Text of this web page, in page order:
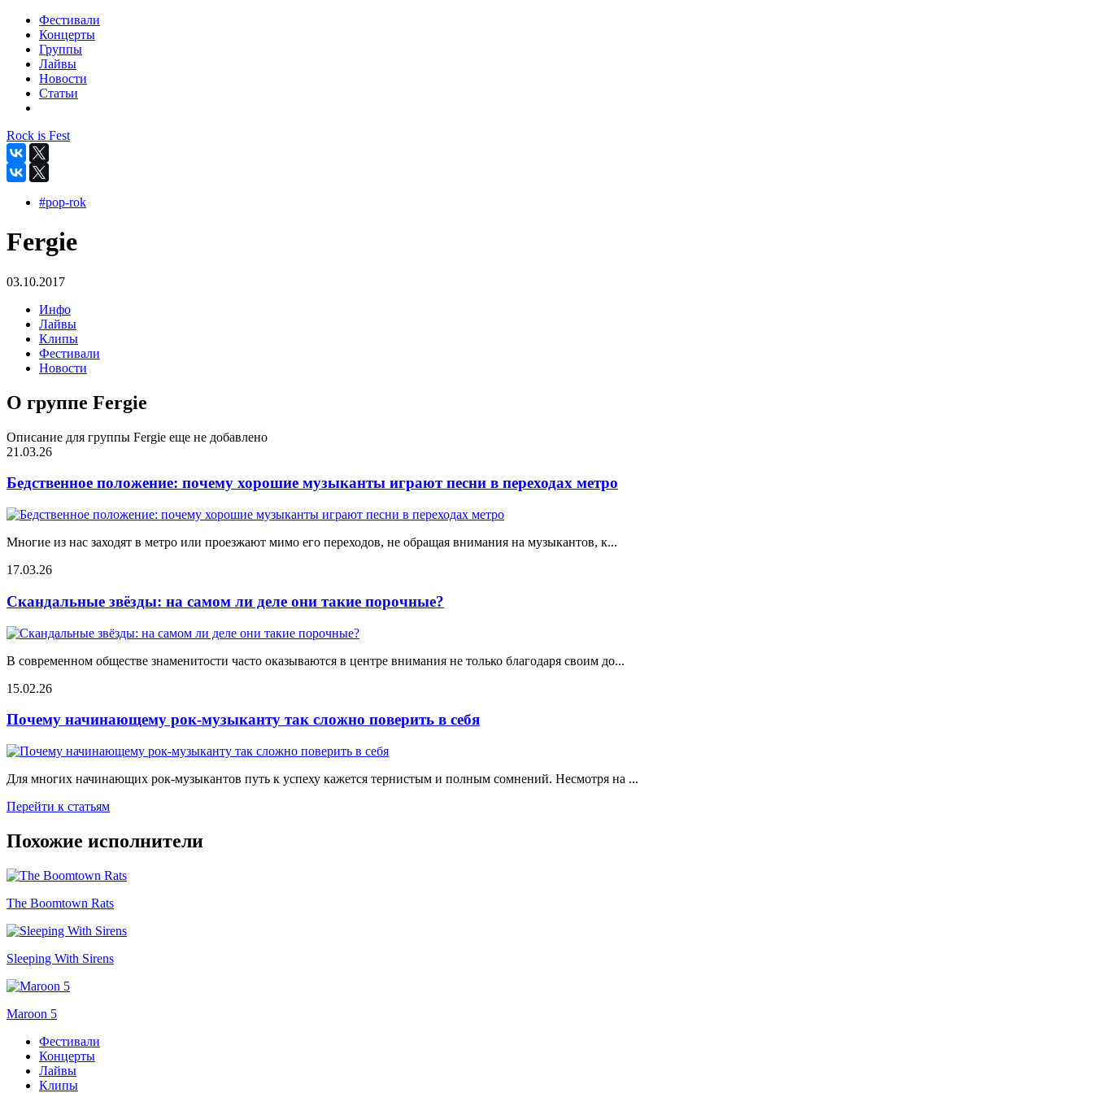
Фестивали
Концерты
Группы
Лайвы
Новости
Статьи
Rock is Fest
#pop-rok
Fergie
03.10.2017
Инфо
Лайвы
Клипы
Фестивали
Новости
О группе Fergie
Описание для группы Fergie еще не добавлено
21.03.26
Бедственное положение: почему хорошие музыканты играют песни в переходах метро
Многие из нас заходят в метро или проезжают мимо его переходов, не обращая внимания на музыкантов, к...
17.03.26
Скандальные звёзды: на самом ли деле они такие порочные?
В современном обществе знаменитости часто оказываются в центре внимания не только благодаря своим до...
15.02.26
Почему начинающему рок-музыканту так сложно поверить в себя
Для многих начинающих рок-музыкантов путь к успеху кажется тернистым и полным сомнений. Несмотря на ...
Перейти к статьям
Похожие исполнители
The Boomtown Rats
Sleeping With Sirens
Maroon 5
Фестивали
Концерты
Лайвы
Клипы